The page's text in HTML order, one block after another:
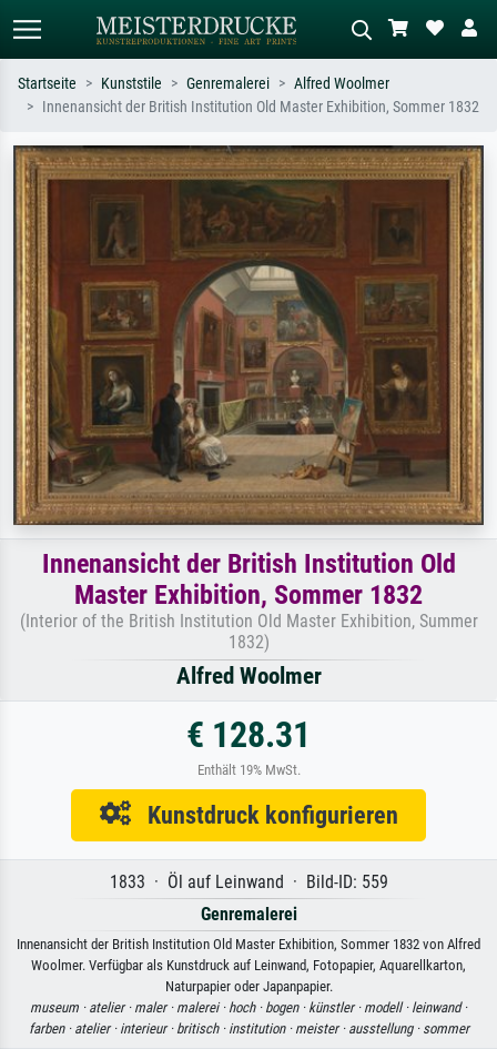
Suchen Sie nach Künstlern, Werktiteln
oder Stilen – z.B. Monet,
Sternennacht, Impressionismus, Welle
Hokusai, Akt.
Beschreiben Sie die Szene – z.B. Grüne
Wiese, Abstrakt mit viel Rot, Dunkles
Ölgemälde, Stehender Akt neben einem
Startseite Kunststile Genremalerei
Alfred Woolmer
Innenansicht der British Institution Old Master Exhibition, Sommer 1832
Innenansicht der British Institution Old
Master Exhibition, Sommer 1832
(Interior of the British Institution Old Master Exhibition, Summer
1832)
Alfred Woolmer
€ 128.31
Enthält 19% MwSt.
Kunstdruck konfigurieren
1833 · Öl auf Leinwand · Bild-ID: 559
Genremalerei
Innenansicht der British Institution Old Master Exhibition, Sommer 1832 von Alfred
Woolmer. Verfügbar als Kunstdruck auf Leinwand, Fotopapier, Aquarellkarton,
Naturpapier oder Japanpapier.
museum · atelier · maler · malerei · hoch · bogen · künstler · modell · leinwand ·
farben · atelier · interieur · britisch · institution · meister · ausstellung · sommer